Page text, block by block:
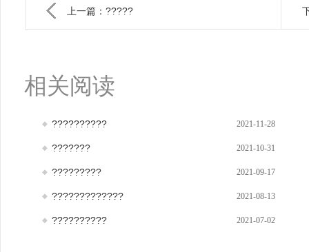
上一篇：?????
相关阅读
?????????? 2021-11-28
??????? 2021-10-31
????????? 2021-09-17
????????????? 2021-08-13
?????????? 2021-07-02